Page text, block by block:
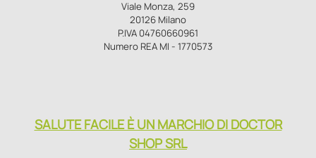
Viale Monza, 259
20126 Milano
P.IVA 04760660961
Numero REA MI - 1770573
SALUTE FACILE È UN MARCHIO DI DOCTOR
SHOP SRL